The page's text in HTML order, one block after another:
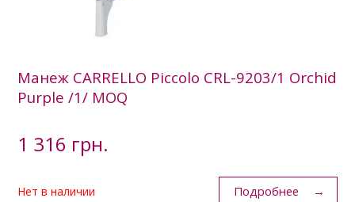
Манеж CARRELLO Piccolo CRL-9203/1 Orchid
Purple /1/ MOQ
1 316 грн.
Нет в наличии Подробнее